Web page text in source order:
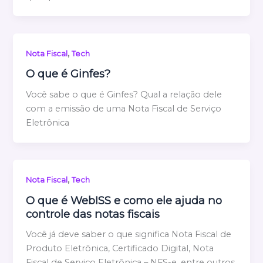
Nota Fiscal,Tech
O que é Ginfes?
Você sabe o que é Ginfes? Qual a relação dele
com a emissão de uma Nota Fiscal de Serviço
Eletrônica
Nota Fiscal ,Tech
O que é WebISS e como ele ajuda no
controle das notas fiscais
Você já deve saber o que significa Nota Fiscal de
Produto Eletrônica, Certificado Digital, Nota